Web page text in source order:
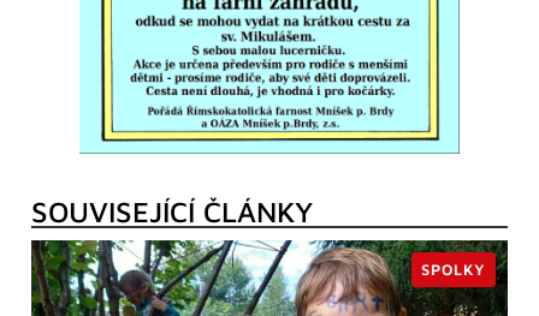
SOUVISEJÍCÍ ČLÁNKY
SPOLKY